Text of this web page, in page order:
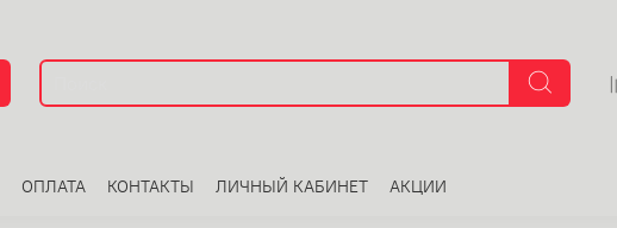
ОПЛАТА КОНТАКТЫ ЛИЧНЫЙ КАБИНЕТ АКЦИИ